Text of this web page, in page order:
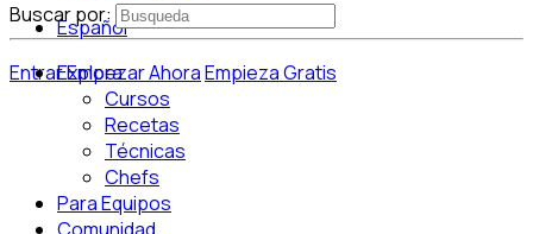
Español
EntrarEmpezar AhoraEmpieza Gratis
Buscar por:
Explora
Cursos
Recetas
Técnicas
Chefs
Para Equipos